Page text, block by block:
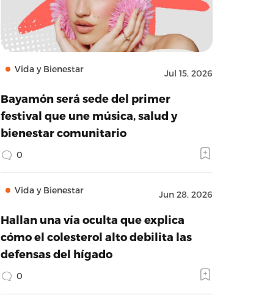
Vida y Bienestar Jul 15, 2026
Bayamón será sede del primer
festival que une música, salud y
bienestar comunitario
0
Vida y Bienestar Jun 28, 2026
Hallan una vía oculta que explica
cómo el colesterol alto debilita las
defensas del hígado
0